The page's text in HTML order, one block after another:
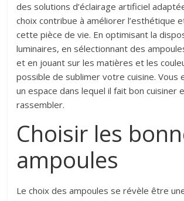
des solutions d’éclairage artificiel
choix contribue à améliorer l’esthétique
cette pièce de vie. En optimisant la
luminaires, en sélectionnant des
et en jouant sur les matières et les
possible de sublimer votre cuisine. Vous
un espace dans lequel il fait bon cuisiner
rassembler.
Choisir les
ampoules
Le choix des ampoules se révèle être